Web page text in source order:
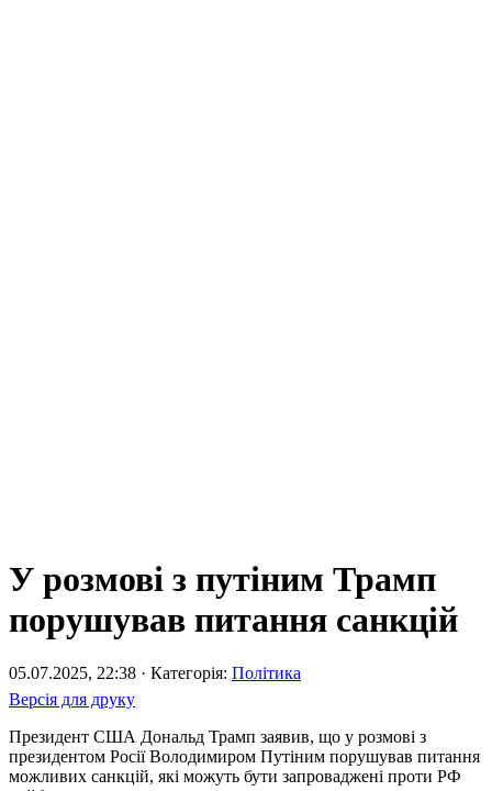
У розмові з путіним Трамп
порушував питання санкцій
05.07.2025, 22:38 · Категорія: Політика
Версія для друку
Президент США Дональд Трамп заявив, що у розмові з
президентом Росії Володимиром Путіним порушував питання
можливих санкцій, які можуть бути запроваджені проти РФ